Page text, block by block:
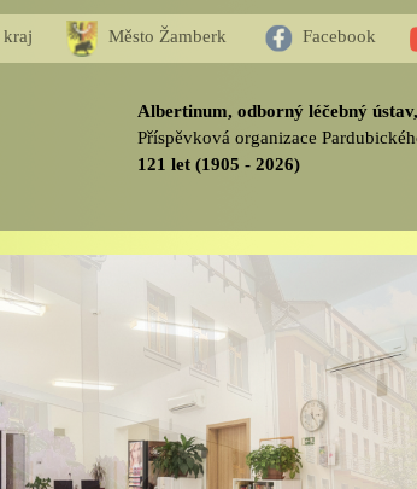
kraj Město Žamberk Facebook
Albertinum, odborný léčebný
Příspěvková organizace
121 let (1905 - 2026)